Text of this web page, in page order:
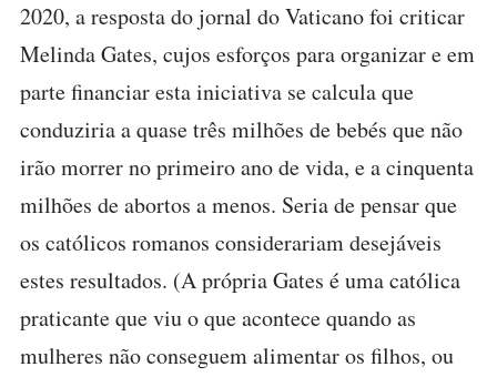
2020, a resposta do jornal do Vaticano foi criticar
Melinda Gates, cujos esforços para organizar e em
parte financiar esta iniciativa se calcula que
conduziria a quase três milhões de bebés que não
irão morrer no primeiro ano de vida, e a cinquenta
milhões de abortos a menos. Seria de pensar que
os católicos romanos considerariam desejáveis
estes resultados. (A própria Gates é uma católica
praticante que viu o que acontece quando as
mulheres não conseguem alimentar os filhos, ou